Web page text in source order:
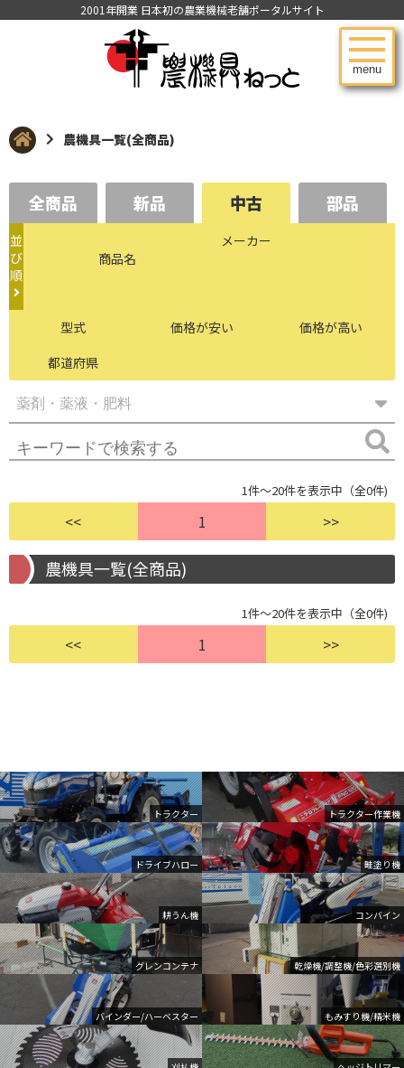
menu
2001年開業 日本初の農業機械老舗ポータルサイト
トラクター トラクター作業機
ドライブハロー 畦塗り機
耕うん機 コンバイン
グレンコンテナ 乾燥機/調整機/色彩選別機
バインダー/ハーベスター もみすり機/精米機
農機具一覧(全商品)
全商品 新品 中古 部品
並
び
順
商品名
メーカー
型式 価格が安い
価格が高い
都道府県
1件～20件を表示中（全0件)
<< 1 >>
農機具一覧(全商品)
1件～20件を表示中（全0件)
<< 1 >>